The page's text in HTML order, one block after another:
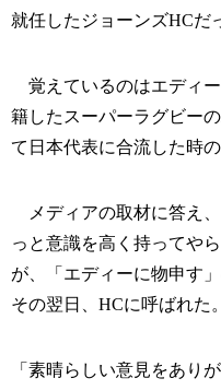
就任したジョーンズHCだ
覚えているのはエディ
籍したスーパーラグビー
て日本代表に合流した時の
メディアの取材に答え
っと意識を高く持ってや
が、「エディーに物申す
その翌日、HCに呼ばれた。
「素晴らしい意見をあり